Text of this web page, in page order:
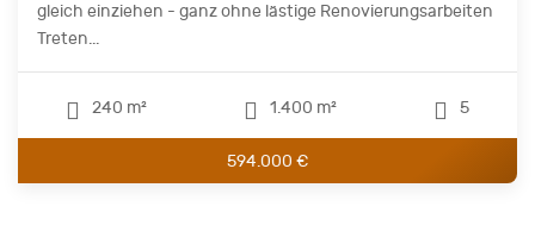
gleich einziehen - ganz ohne lästige Renovierungsarbeiten
Treten...
240 m² 1.400 m² 5
594.000 €